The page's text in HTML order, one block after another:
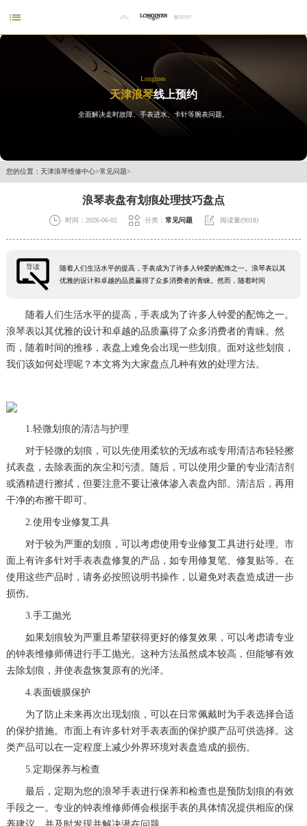

Longines
天津浪琴线上预约
全面解决走时故障、手表进水、卡针等腕表问题。
您的位置： 天津浪琴维修中心>常见问题>
浪琴表盘有划痕处理技巧盘点
 时间：2026-06-02  分类： 常见问题  阅读量(9018)
导读
随着人们生活水平的提高，手表成为了许多人钟爱的配饰之一。浪琴表以其
优雅的设计和卓越的品质赢得了众多消费者的青睐。然而，随着时间
随着人们生活水平的提高，手表成为了许多人钟爱的配饰之一。
浪琴表以其优雅的设计和卓越的品质赢得了众多消费者的青睐。然
而，随着时间的推移，表盘上难免会出现一些划痕。面对这些划痕，
我们该如何处理呢？本文将为大家盘点几种有效的处理方法。
1.轻微划痕的清洁与护理
对于轻微的划痕，可以先使用柔软的无绒布或专用清洁布轻轻擦
拭表盘，去除表面的灰尘和污渍。随后，可以使用少量的专业清洁剂
或酒精进行擦拭，但要注意不要让液体渗入表盘内部。清洁后，再用
干净的布擦干即可。
2.使用专业修复工具
对于较为严重的划痕，可以考虑使用专业修复工具进行处理。市
面上有许多针对手表表盘修复的产品，如专用修复笔、修复贴等。在
使用这些产品时，请务必按照说明书操作，以避免对表盘造成进一步
损伤。
3.手工抛光
如果划痕较为严重且希望获得更好的修复效果，可以考虑请专业
的钟表维修师傅进行手工抛光。这种方法虽然成本较高，但能够有效
去除划痕，并使表盘恢复原有的光泽。
4.表面镀膜保护
为了防止未来再次出现划痕，可以在日常佩戴时为手表选择合适
的保护措施。市面上有许多针对手表表面的保护膜产品可供选择。这
类产品可以在一定程度上减少外界环境对表盘造成的损伤。
5.定期保养与检查
最后，定期为您的浪琴手表进行保养和检查也是预防划痕的有效
手段之一。专业的钟表维修师傅会根据手表的具体情况提供相应的保